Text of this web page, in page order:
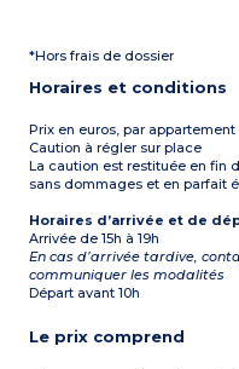
salon de jardin (12 m²)
personnes
*Hors frais de dossier
Horaires et conditions
Prix en euros, par appartement
Caution à régler sur place
La caution est restituée en fin
sans dommages et en parfait
Horaires d’arrivée et de
Arrivée de 15h à 19h
En cas d’arrivée tardive,
communiquer les modalités
Départ avant 10h
Le prix comprend